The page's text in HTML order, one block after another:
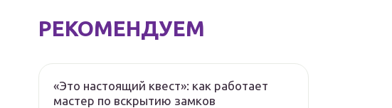
РЕКОМЕНДУЕМ
«Это настоящий квест»: как работает
мастер по вскрытию замков